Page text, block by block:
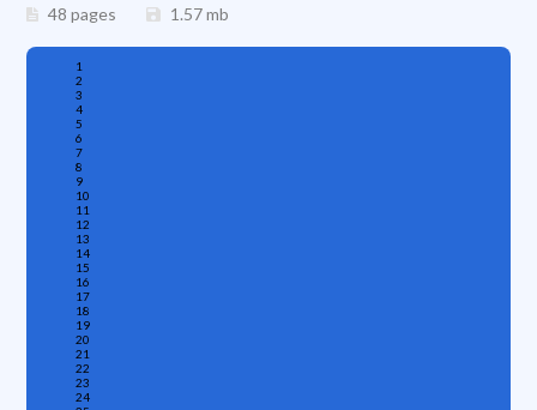
48 pages 1.57mb
1
2
3
4
5
6
7
8
9
10
11
12
13
14
15
16
17
18
19
20
21
22
23
24